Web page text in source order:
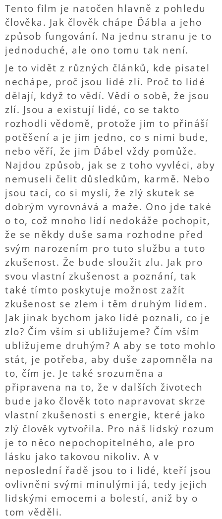
Tento film je natočen hlavně z pohledu
člověka. Jak člověk chápe Ďábla a jeho
způsob fungování. Na jednu stranu je to
jednoduché, ale ono tomu tak není.
Je to vidět z různých článků, kde pisatel
nechápe, proč jsou lidé zlí. Proč to lidé
dělají, když to vědí. Vědí o sobě, že jsou
zlí. Jsou a existují lidé, co se takto
rozhodli vědomě, protože jim to přináší
potěšení a je jim jedno, co s nimi bude,
nebo věří, že jim Ďábel vždy pomůže.
Najdou způsob, jak se z toho vyvléci, aby
nemuseli čelit důsledkům, karmě. Nebo
jsou tací, co si myslí, že zlý skutek se
dobrým vyrovnává a maže. Ono jde také
o to, což mnoho lidí nedokáže pochopit,
že se někdy duše sama rozhodne před
svým narozením pro tuto službu a tuto
zkušenost. Že bude sloužit zlu. Jak pro
svou vlastní zkušenost a poznání, tak
také tímto poskytuje možnost zažít
zkušenost se zlem i těm druhým lidem.
Jak jinak bychom jako lidé poznali, co je
zlo? Čím vším si ubližujeme? Čím vším
ubližujeme druhým? A aby se toto mohlo
stát, je potřeba, aby duše zapomněla na
to, čím je. Je také srozuměna a
připravena na to, že v dalších životech
bude jako člověk toto napravovat skrze
vlastní zkušenosti s energie, které jako
zlý člověk vytvořila. Pro náš lidský rozum
je to něco nepochopitelného, ale pro
lásku jako takovou nikoliv. A v
neposlední řadě jsou to i lidé, kteří jsou
ovlivněni svými minulými já, tedy jejich
lidskými emocemi a bolestí, aniž by o
tom věděli.